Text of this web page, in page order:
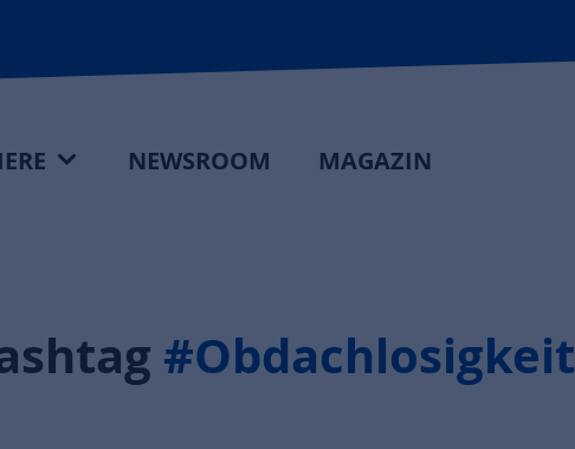
NEWSROOM MAGAZIN
#Obdachlosigkeit